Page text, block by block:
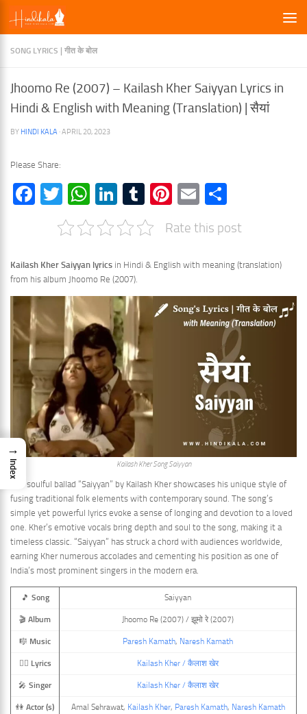
Skip to content
SONG LYRICS | गीत के बोल
Jhoomo Re (2007) – Kailash Kher Saiyyan Lyrics in
Hindi & English with Meaning (Translation) | सैयां
BY HINDI KALA ·APRIL 20, 2023
Please Share:
Facebook
TwitterWhatsApp
LinkedIn
TumblrPinterest
Email
Rate this post
Kailash Kher Saiyyan lyrics in Hindi & English with meaning (translation)
from his album Jhoomo Re (2007).
Kailash Kher Song Saiyyan
The soulful ballad “Saiyyan” by Kailash Kher showcases his unique style of
fusing traditional folk elements with contemporary sound. The song’s
simple yet powerful lyrics evoke a sense of longing and devotion to a loved
one. Kher’s emotive vocals bring depth and soul to the song, making it a
timeless classic. “Saiyyan” has struck a chord with audiences worldwide,
earning Kher numerous accolades and cementing his position as one of
India’s most prominent singers in the modern era.
🎵 Song Saiyyan
🎬 Album Jhoomo Re (2007) / झूमो रे (2007)
🎼 Music Paresh Kamath, Naresh Kamath
✍🏿 Lyrics Kailash Kher / कैलाश खेर
🎤 Singer Kailash Kher / कैलाश खेर
👫 Actor (s) Amal Sehrawat, Kailash Kher, Paresh Kamath, Naresh Kamath
→
Index